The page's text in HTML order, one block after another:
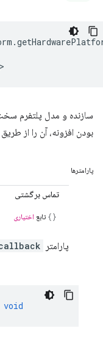
.
>
سازنده و مدل پلتفرم
بودن افزونه، آن را از طریق
پارامترها
تماس برگشتی
تابع اختیاری
پارامتر
void